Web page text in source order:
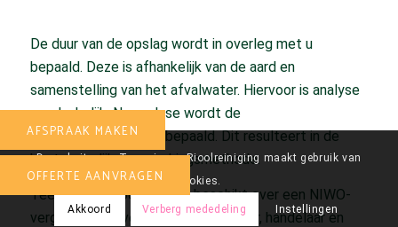
De duur van de opslag wordt in overleg met u
bepaald. Deze is afhankelijk van de aard en
samenstelling van het afvalwater. Hiervoor is analyse
noodzakelijk. Na analyse wordt de
verwerkingsmethode bepaald. Dit resulteert in de
best mogelijke verwerkingsmethode.
Teeuwissen Rioolreiniging beschikt over een NIWO-
vergunning als vervoerder, inzamelaar, handelaar en
AFSPRAAK MAKEN
OFFERTE AANVRAGEN
De website van Teeuwissen Rioolreiniging maakt gebruik van
cookies.
Akkoord Verberg mededeling Instellingen